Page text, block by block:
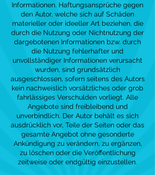
Informationen. Haftungsansprüche gegen
den Autor, welche sich auf Schäden
materieller oder ideeller Art beziehen, die
durch die Nutzung oder Nichtnutzung der
dargebotenen Informationen bzw. durch
die Nutzung fehlerhafter und
unvollständiger Informationen verursacht
wurden, sind grundsätzlich
ausgeschlossen, sofern seitens des Autors
kein nachweislich vorsätzliches oder grob
fahrlässiges Verschulden vorliegt. Alle
Angebote sind freibleibend und
unverbindlich. Der Autor behält es sich
ausdrücklich vor, Teile der Seiten oder das
gesamte Angebot ohne gesonderte
Ankündigung zu verändern, zu ergänzen,
zu löschen oder die Veröffentlichung
zeitweise oder endgültig einzustellen.